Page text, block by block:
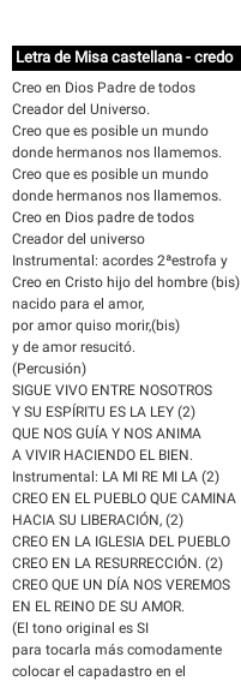
Letra de Misa castellana - credo
Creo en Dios Padre de todos
Creador del Universo.
Creo que es posible un mundo
donde hermanos nos llamemos.
Creo que es posible un mundo
donde hermanos nos llamemos.
Creo en Dios padre de todos
Creador del universo
Instrumental: acordes 2ªestrofa y
Creo en Cristo hijo del hombre (bis)
nacido para el amor,
por amor quiso morir,(bis)
y de amor resucitó.
(Percusión)
SIGUE VIVO ENTRE NOSOTROS
Y SU ESPÍRITU ES LA LEY (2)
QUE NOS GUÍA Y NOS ANIMA
A VIVIR HACIENDO EL BIEN.
Instrumental: LA MI RE MI LA (2)
CREO EN EL PUEBLO QUE CAMINA
HACIA SU LIBERACIÓN, (2)
CREO EN LA IGLESIA DEL PUEBLO
CREO EN LA RESURRECCIÓN. (2)
CREO QUE UN DÍA NOS VEREMOS
EN EL REINO DE SU AMOR.
(El tono original es SI
para tocarla más comodamente
colocar el capadastro en el